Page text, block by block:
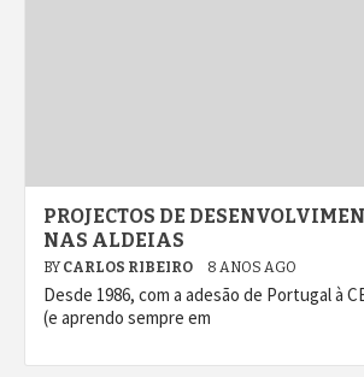
PROJECTOS DE
NAS ALDEIAS
BY CARLOS RIBEIRO 8 ANOS AGO
Desde 1986, com a adesão de Portugal à
(e aprendo sempre em